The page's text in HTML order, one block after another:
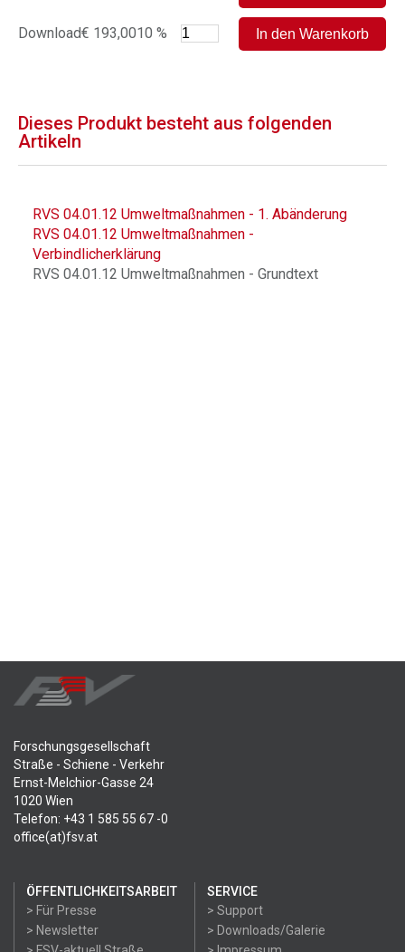
Download€ 193,0010 %
Dieses Produkt besteht aus folgenden
Artikeln
RVS 04.01.12 Umweltmaßnahmen - 1. Abänderung
RVS 04.01.12 Umweltmaßnahmen -
Verbindlicherklärung
RVS 04.01.12 Umweltmaßnahmen - Grundtext
Forschungsgesellschaft
Straße - Schiene - Verkehr
Ernst-Melchior-Gasse 24
1020 Wien
Telefon: +43 1 585 55 67 -0
office(at)fsv.at
ÖFFENTLICHKEITSARBEIT
> Für Presse
> Newsletter
SERVICE
> Support
> Downloads/Galerie